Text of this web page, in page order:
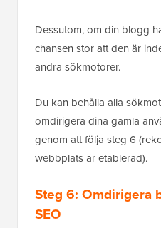
Dessutom, om din blogg
chansen stor att den är
andra sökmotorer.
Du kan behålla alla
omdirigera dina gamla
genom att följa steg 6
webbplats är etablerad).
Steg 6: Omdirigera
SEO